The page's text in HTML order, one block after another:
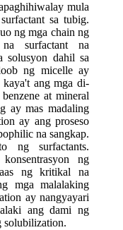
mula
sa tubig.
ng mga chain ng
surfactant na
solusyon dahil sa
ng micelle ay
ang mga di-
at mineral
ay mas madaling
ay ang proseso
na sangkap.
ng surfactants.
ng
ng kritikal na
mga malalaking
ay nangyayari
ang dami ng
solubilization.